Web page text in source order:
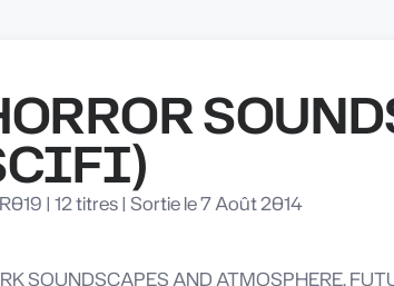
| 12 titres| Sortie le 7 Août 2014
SOUNDSCAPES AND ATMOSPHERE,